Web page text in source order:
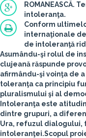
ROMANEASCĂ.
intoleranţa.
Conform
internaţionale
de intoleranţă
Asumându-şi rolul de
clujeană răspunde
afirmându-şi voinţa de
toleranţa ca principiu
pluralismului şi al
Intoleranţa este
dintre grupuri, a
Ura, refuzul dialogului,
intoleranţei.Scopul